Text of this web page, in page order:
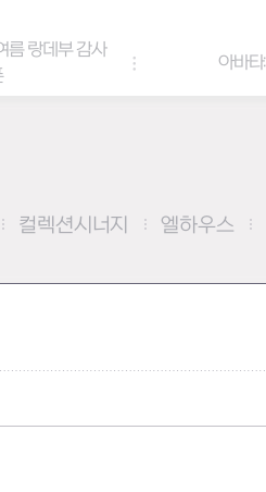
아바타: 세이렌 베일
컬렉션시너지 엘하우스